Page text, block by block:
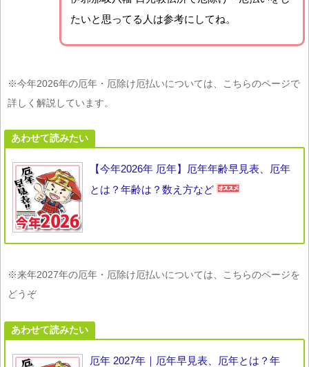
たいと思ってる人は参考にしてね。
※今年2026年の厄年・厄除け厄払いについては、こちらのページで
詳しく解説しています。
あわせて読みたい
【今年2026年 厄年】厄年年齢早見表、厄年
とは？年齢は？数え方など
※来年2027年の厄年・厄除け厄払いについては、こちらのページを
どうぞ
あわせて読みたい
厄年 2027年｜厄年早見表、厄年とは？年